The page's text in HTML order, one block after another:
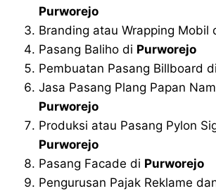
Purworejo
Branding atau Wrapping Mobil
Pasang Baliho di Purworejo
Pembuatan Pasang Billboard di
Jasa Pasang Plang Papan
Purworejo
Produksi atau Pasang Pylon
Purworejo
Pasang Facade di Purworejo
Pengurusan Pajak Reklame